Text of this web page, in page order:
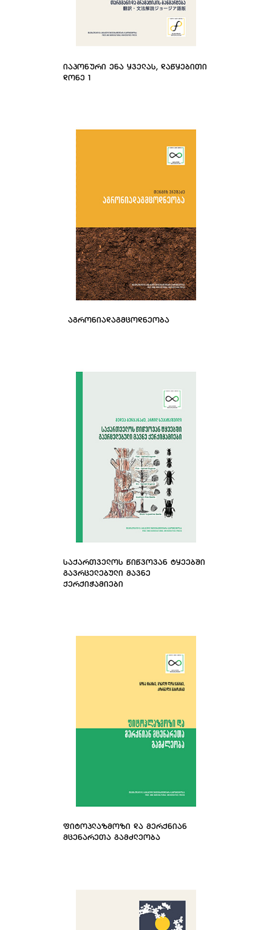
ᲘᲐᲞᲝᲜᲣᲠᲘ ᲔᲜᲐ ᲧᲕᲔᲚᲐᲡ, ᲓᲐᲬᲧᲔᲑᲘᲗᲘ
ᲓᲝᲜᲔ 1
ᲐᲒᲠᲝᲜᲘᲐᲓᲐᲒᲛᲪᲝᲓᲜᲔᲝᲑᲐ
ᲡᲐᲥᲐᲠᲗᲕᲔᲚᲝᲡ ᲬᲘᲬᲕᲝᲕᲐᲜ ᲢᲧᲔᲔᲑᲨᲘ
ᲒᲐᲕᲠᲪᲔᲚᲔᲑᲣᲚᲘ ᲛᲐᲕᲜᲔ
ᲥᲔᲠᲥᲘᲭᲐᲛᲘᲔᲑᲘ
ᲤᲘᲢᲝᲞᲚᲐᲖᲛᲝᲖᲘ ᲓᲐ ᲛᲔᲠᲥᲜᲘᲐᲜ
ᲛᲪᲔᲜᲐᲠᲔᲗᲐ ᲒᲐᲛᲫᲚᲔᲝᲑᲐ